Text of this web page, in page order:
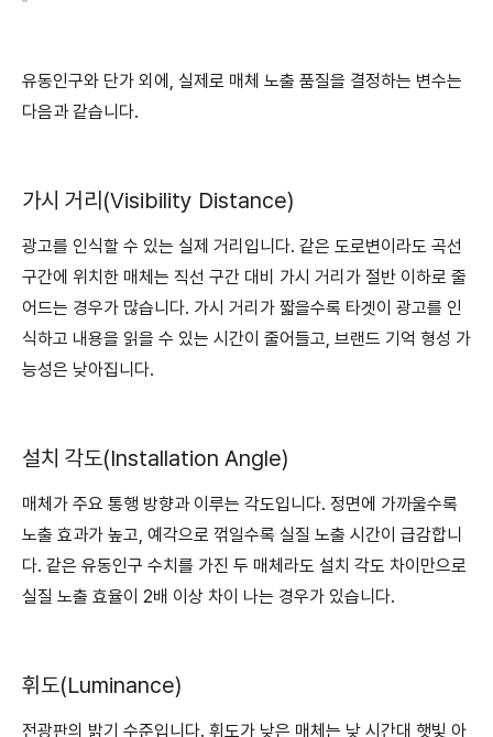
유동인구와 단가 외에, 실제로 매체 노출 품질을 결정하는 변수는
다음과 같습니다.
가시 거리(Visibility Distance)
광고를 인식할 수 있는 실제 거리입니다. 같은 도로변이라도 곡선
구간에 위치한 매체는 직선 구간 대비 가시 거리가 절반 이하로 줄
어드는 경우가 많습니다. 가시 거리가 짧을수록 타겟이 광고를 인
식하고 내용을 읽을 수 있는 시간이 줄어들고, 브랜드 기억 형성 가
능성은 낮아집니다.
설치 각도(Installation Angle)
매체가 주요 통행 방향과 이루는 각도입니다. 정면에 가까울수록
노출 효과가 높고, 예각으로 꺾일수록 실질 노출 시간이 급감합니
다. 같은 유동인구 수치를 가진 두 매체라도 설치 각도 차이만으로
실질 노출 효율이 2배 이상 차이 나는 경우가 있습니다.
휘도(Luminance)
전광판의 밝기 수준입니다. 휘도가 낮은 매체는 낮 시간대 햇빛 아